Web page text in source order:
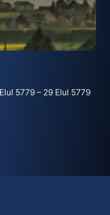
5779 – 29 Elul 5779